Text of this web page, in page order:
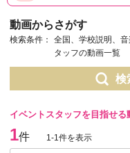
動画からさがす
検索条件：
全国、学校説明、
タッフの動画一覧
検
イベントスタッフを目指せる
1件 1-1件を表示